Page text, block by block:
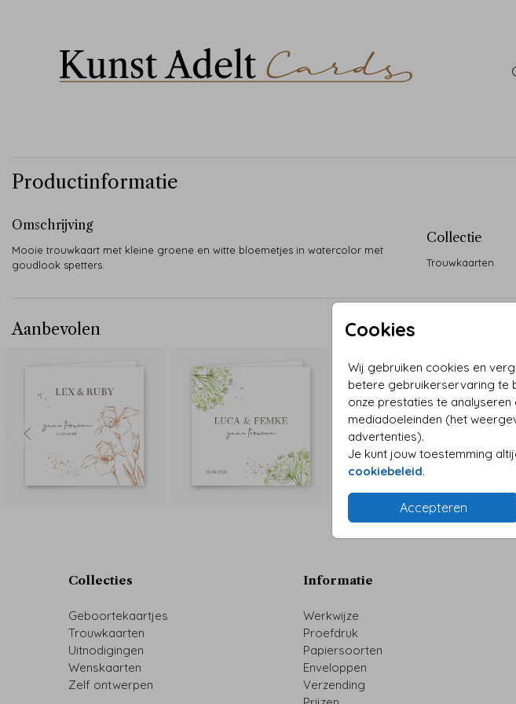
Cookies
Wij gebruiken cookies en
betere gebruikerservaring te
onze prestaties te
mediadoeleinden (het
advertenties).
Je kunt jouw toestemming
cookiebeleid.
Accepteren
Productinformatie
Omschrijving
Mooie trouwkaart met kleine groene en witte bloemetjes in watercolor met
goudlook spetters.
Collectie
Trouwkaarten
Aanbevolen
Collecties
Geboortekaartjes
Trouwkaarten
Uitnodigingen
Wenskaarten
Zelf ontwerpen
Informatie
Werkwijze
Proefdruk
Papiersoorten
Enveloppen
Verzending